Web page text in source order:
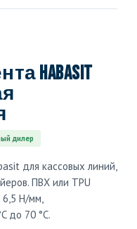
Habasit
дилер
для кассовых линий,
ПВХ или TPU
6,5 Н/мм,
до 70 °C.